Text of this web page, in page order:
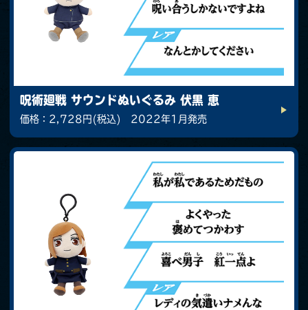
呪術廻戦 サウンドぬいぐるみ 伏黒 恵
価格：2,728円(税込) 2022年1月発売